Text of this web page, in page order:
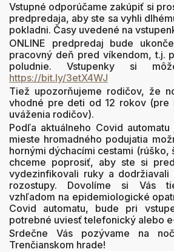
Vstupné odporúčame zakúpiť si
predpredaja, aby ste sa vyhli
pokladni. Časy uvedené na
ONLINE predpredaj bude
pracovný deň pred víkendom, t.j.
poludnie. Vstupenky si
https://bit.ly/3etX4WJ
Tiež upozorňujeme rodičov, že
vhodné pre deti od 12 rokov (pre
uváženia rodičov).
Podľa aktuálneho Covid
mieste hromadného podujatia
hornými dýchacími cestami (rúško,
chceme poprosiť, aby ste si
vydezinfikovali ruky a dodržiavali
rozostupy. Dovolíme si Vás
vzhľadom na epidemiologické
Covid automatu, bude pri
potrebné uviesť telefonický alebo
Srdečne Vás pozývame na
Trenčianskom hrade!